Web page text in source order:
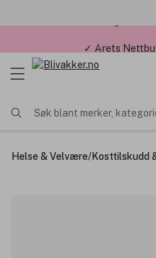
Søk blant merker,
Helse & Velvære/Kosttilskudd